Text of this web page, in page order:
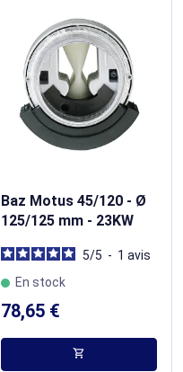
Baz Motus 45/120 - Ø
125/125 mm - 23KW
5/5 - 1 avis
En stock
78,65 €
shopping_cart